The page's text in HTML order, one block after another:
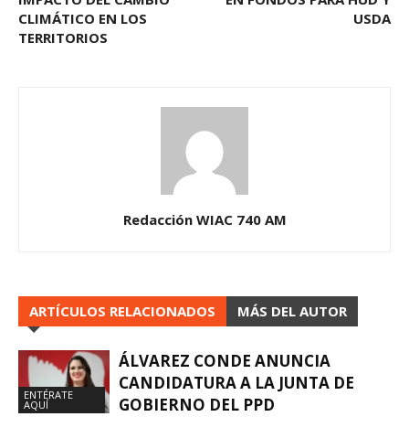
CLIMÁTICO EN LOS
TERRITORIOS
USDA
Redacción WIAC 740 AM
ARTÍCULOS RELACIONADOS MÁS DEL AUTOR
ENTÉRATE
AQUÍ
ÁLVAREZ CONDE ANUNCIA
CANDIDATURA A LA JUNTA DE
GOBIERNO DEL PPD